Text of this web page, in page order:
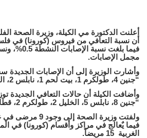
أعلنت الدكتورة مي الكيلة، وزيرة الصحة
مجمل الإصابات.
وأشارت الوزيرة إلى أن الإصابات الجديدة
“جنين 4، طولكرم 1، بيت لحم 1، نابلس 2، الخليل 2، قطاع غزة 61”.
وأضافت الكيلة أن حالات التعافي الجديدة
“جنين 8، نابلس 5، الخليل 2، طولكرم 2، قطاع غزة 45”.
ولفتت وزيرة الصحة
فيما يٌعالج في مراكز وأقسام (كورونا) في
الغربية 15 مريضاً.